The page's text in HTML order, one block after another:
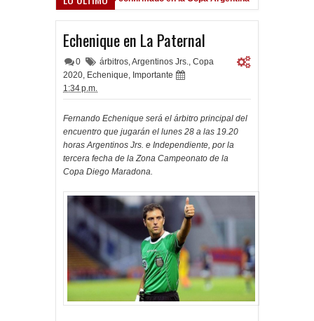
Echenique en La Paternal
0 árbitros,Argentinos Jrs., Copa
2020, Echenique, Importante
1:34 p.m.
Fernando Echenique será el árbitro principal del
encuentro que jugarán el lunes 28 a las 19.20
horas Argentinos Jrs. e Independiente, por la
tercera fecha de la Zona Campeonato de la
Copa Diego Maradona.